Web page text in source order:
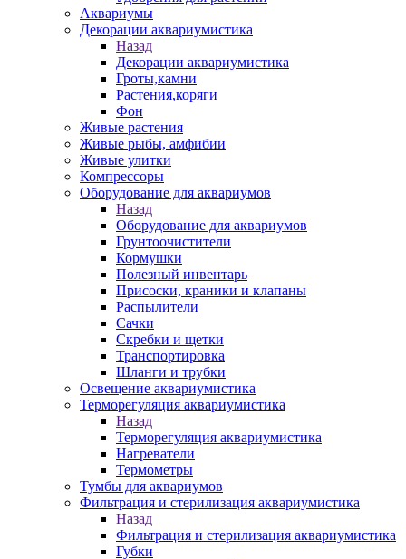
Аквариумы
Декорации аквариумистика
Назад
Декорации аквариумистика
Гроты,камни
Растения,коряги
Фон
Живые растения
Живые рыбы, амфибии
Живые улитки
Компрессоры
Оборудование для аквариумов
Назад
Оборудование для аквариумов
Грунтоочистители
Кормушки
Полезный инвентарь
Присоски, краники и клапаны
Распылители
Сачки
Скребки и щетки
Транспортировка
Шланги и трубки
Освещение аквариумистика
Терморегуляция аквариумистика
Назад
Терморегуляция аквариумистика
Нагреватели
Термометры
Тумбы для аквариумов
Фильтрация и стерилизация аквариумистика
Назад
Фильтрация и стерилизация аквариумистика
Губки